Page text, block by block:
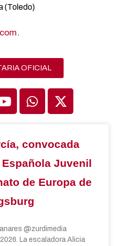
(Toledo)
.
OFICIAL
convocada
Juvenil
de Europa de
@zurdimedia
La escaladora Alicia